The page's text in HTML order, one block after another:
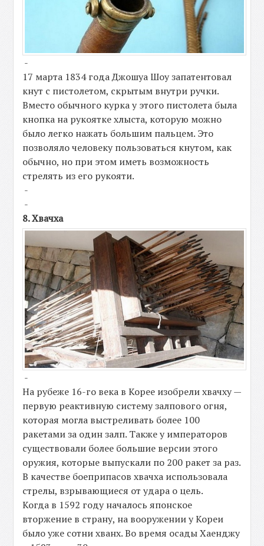
-
17 марта 1834 года Джошуа Шоу запатентовал
кнут с пистолетом, скрытым внутри ручки.
Вместо обычного курка у этого пистолета была
кнопка на рукоятке хлыста, которую можно
было легко нажать большим пальцем. Это
позволяло человеку пользоваться кнутом, как
обычно, но при этом иметь возможность
стрелять из его рукояти.
-
-
8. Хвачха
-
На рубеже 16-го века в Корее изобрели хвачху —
первую реактивную систему залпового огня,
которая могла выстреливать более 100
ракетами за один залп. Также у императоров
существовали более большие версии этого
оружия, которые выпускали по 200 ракет за раз.
В качестве боеприпасов хвачха использовала
стрелы, взрывающиеся от удара о цель.
Когда в 1592 году началось японское
вторжение в страну, на вооружении у Кореи
было уже сотни хванх. Во время осады Хаенджу